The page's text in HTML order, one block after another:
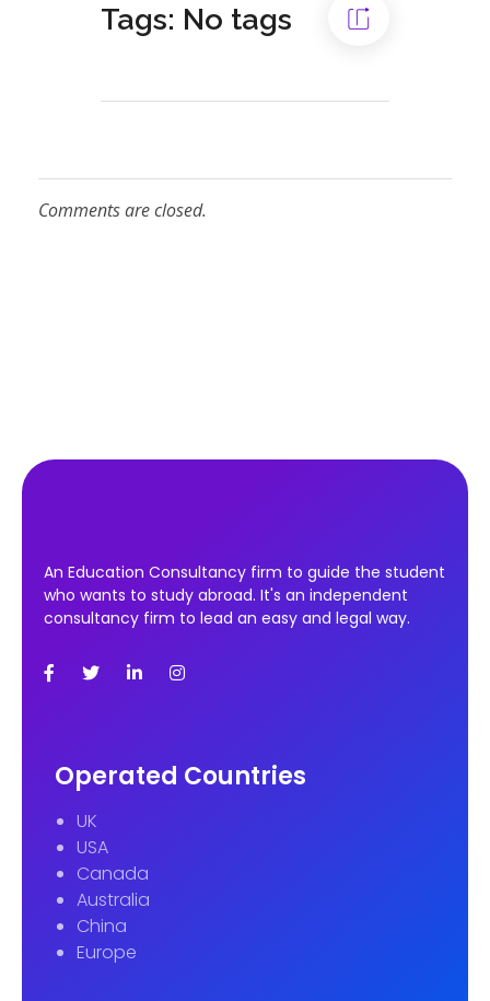
Tags: No tags
Comments are closed.
An Education Consultancy firm to guide the student
who wants to study abroad. It's an independent
consultancy firm to lead an easy and legal way.
Operated Countries
UK
USA
Canada
Australia
China
Europe